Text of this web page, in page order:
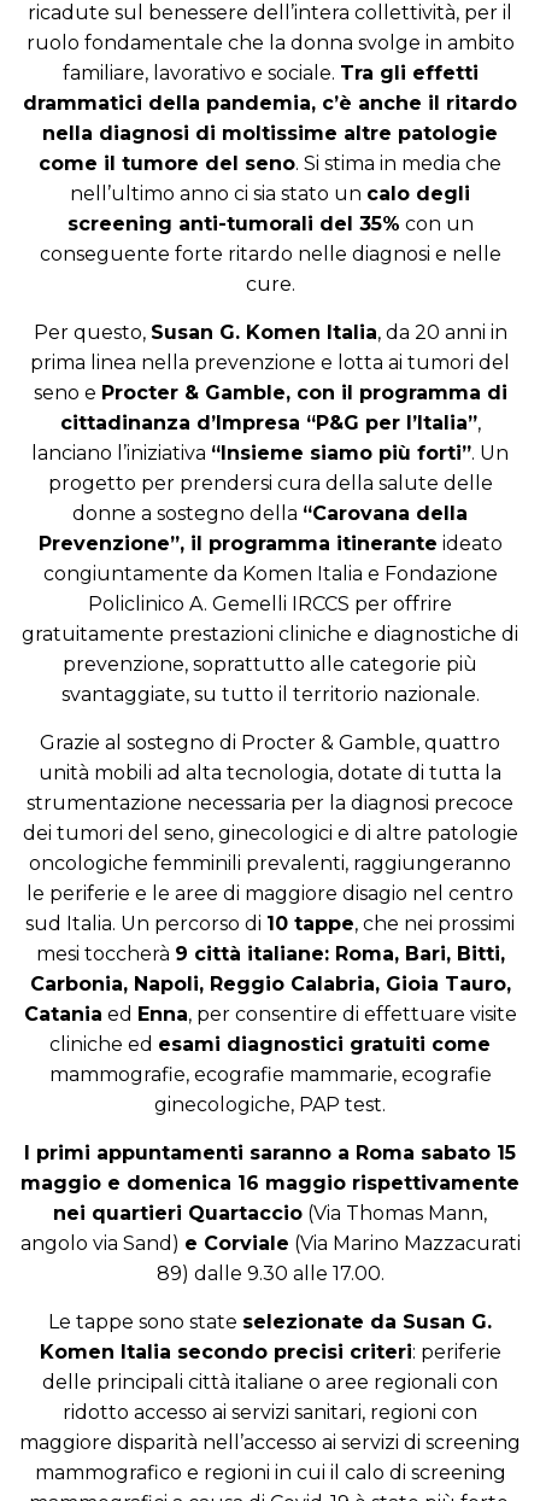
ricadute sul benessere dell’intera collettività, per il
ruolo fondamentale che la donna svolge in ambito
familiare, lavorativo e sociale. Tra gli effetti
drammatici della pandemia, c’è anche il ritardo
nella diagnosi di moltissime altre patologie
come il tumore del seno. Si stima in media che
nell’ultimo anno ci sia stato un calo degli
screening anti-tumorali del 35% con un
conseguente forte ritardo nelle diagnosi e nelle
cure.
Per questo, Susan G. Komen Italia, da 20 anni in
prima linea nella prevenzione e lotta ai tumori del
seno e Procter & Gamble, con il programma di
cittadinanza d’Impresa “P&G per l’Italia”,
lanciano l’iniziativa “Insieme siamo più forti”. Un
progetto per prendersi cura della salute delle
donne a sostegno della “Carovana della
Prevenzione”, il programma itinerante ideato
congiuntamente da Komen Italia e Fondazione
Policlinico A. Gemelli IRCCS per offrire
gratuitamente prestazioni cliniche e diagnostiche di
prevenzione, soprattutto alle categorie più
svantaggiate, su tutto il territorio nazionale.
Grazie al sostegno di Procter & Gamble, quattro
unità mobili ad alta tecnologia, dotate di tutta la
strumentazione necessaria per la diagnosi precoce
dei tumori del seno, ginecologici e di altre patologie
oncologiche femminili prevalenti, raggiungeranno
le periferie e le aree di maggiore disagio nel centro
sud Italia. Un percorso di 10 tappe, che nei prossimi
mesi toccherà 9 città italiane: Roma, Bari, Bitti,
Carbonia, Napoli, Reggio Calabria, Gioia Tauro,
Catania ed Enna, per consentire di effettuare visite
cliniche ed esami diagnostici gratuiti come
mammografie, ecografie mammarie, ecografie
ginecologiche, PAP test.
I primi appuntamenti saranno a Roma sabato 15
maggio e domenica 16 maggio rispettivamente
nei quartieri Quartaccio (Via Thomas Mann,
angolo via Sand) e Corviale (Via Marino Mazzacurati
89) dalle 9.30 alle 17.00.
Le tappe sono state selezionate da Susan G.
Komen Italia secondo precisi criteri: periferie
delle principali città italiane o aree regionali con
ridotto accesso ai servizi sanitari, regioni con
maggiore disparità nell’accesso ai servizi di screening
mammografico e regioni in cui il calo di screening